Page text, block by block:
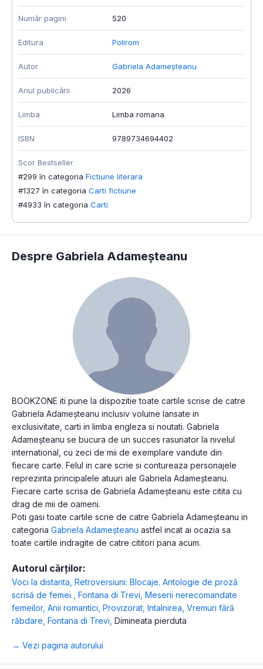
Număr pagini 520
Editura Polirom
Autor Gabriela Adameșteanu
Anul publicării 2026
Limba Limba romana
ISBN 9789734694402
Scor Bestseller
#299 în categoria Fictiune literara
#1327 în categoria Carti fictiune
#4933 în categoria Carti
Despre Gabriela Adameșteanu
BOOKZONE iti pune la dispozitie toate cartile scrise de catre
Gabriela Adameșteanu inclusiv volume lansate in
exclusivitate, carti in limba engleza si noutati. Gabriela
Adameșteanu se bucura de un succes rasunator la nivelul
international, cu zeci de mii de exemplare vandute din
fiecare carte. Felul in care scrie si contureaza personajele
reprezinta principalele atuuri ale Gabriela Adameșteanu.
Fiecare carte scrisa de Gabriela Adameșteanu este citita cu
drag de mii de oameni.
Poti gasi toate cartile scrie de catre Gabriela Adameșteanu in
categoria Gabriela Adameșteanu astfel incat ai ocazia sa
toate cartile indragite de catre cititori pana acum.
Autorul cărților:
Voci la distanta Retroversiuni: Blocaje. Antologie de proză
scrisă de femei
Fontana di Trevi Meserii nerecomandate
femeilor, Anii romantici Provizorat Intalnirea Vremuri fără
răbdare Fontana di Trevi Dimineata pierduta
→ Vezi pagina autorului